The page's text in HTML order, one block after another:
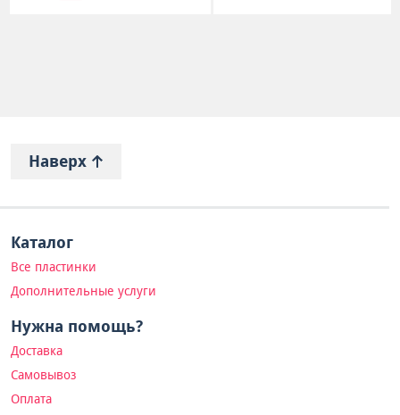
Наверх
Каталог
Все пластинки
Дополнительные услуги
Нужна помощь?
Доставка
Самовывоз
Оплата